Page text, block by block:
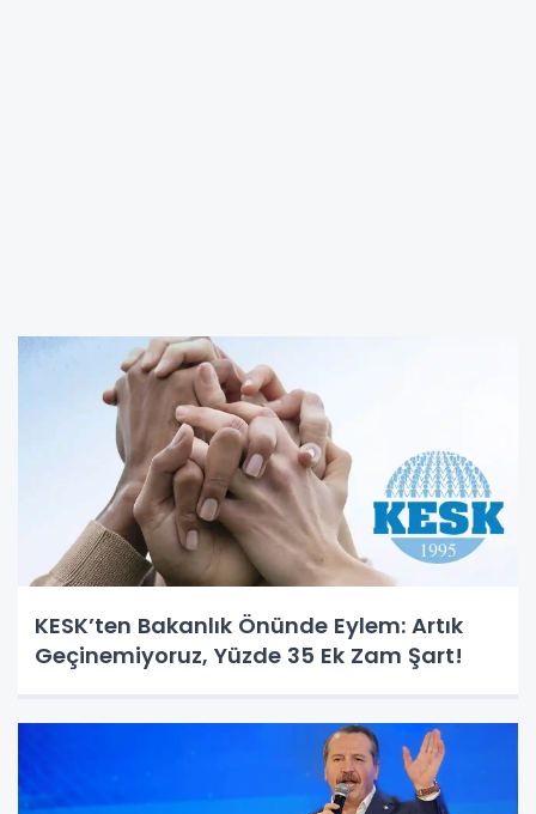
KESK’ten Bakanlık Önünde Eylem: Artık
Geçinemiyoruz, Yüzde 35 Ek Zam Şart!